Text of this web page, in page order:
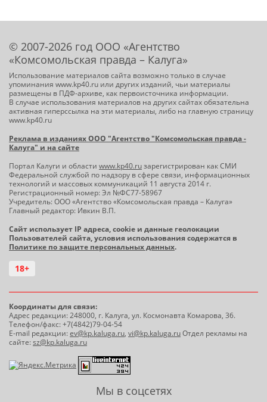
© 2007-2026 год ООО «Агентство
«Комсомольская правда – Калуга»
Использование материалов сайта возможно только в случае
упоминания www.kp40.ru или других изданий, чьи материалы
размещены в ПДФ-архиве, как первоисточника информации.
В случае использования материалов на других сайтах обязательна
активная гиперссылка на эти материалы, либо на главную страницу
www.kp40.ru
Реклама в изданиях ООО "Агентство "Комсомольская правда -
Калуга" и на сайте
Портал Калуги и области www.kp40.ruзарегистрирован как СМИ
Федеральной службой по надзору в сфере связи, информационных
технологий и массовых коммуникаций 11 августа 2014 г.
Регистрационный номер: Эл №ФС77-58967
Учредитель: ООО «Агентство «Комсомольская правда – Калуга»
Главный редактор: Ивкин В.П.
Сайт использует IP адреса, cookie и данные геолокации
Пользователей сайта, условия использования содержатся в
Политике по защите персональных данных.
18+
Координаты для связи:
Адрес редакции: 248000, г. Калуга, ул. Космонавта Комарова, 36.
Телефон/факс: +7(4842)79-04-54
E-mail редакции:ev@kp.kaluga.ru, vi@kp.kaluga.ruОтдел рекламы на
сайте:sz@kp.kaluga.ru
Мы в соцсетях